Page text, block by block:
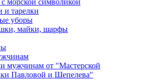
и тарелки
уборы
майки, шарфы
мужчинам от "Мастерской
Павловой и Шепелева"